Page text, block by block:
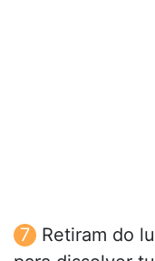
Retiram do